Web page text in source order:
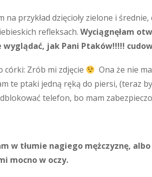
na przykład dzięcioły zielone i
refleksach. Wyciągnęłam
jak Pani Ptaków!!!!!
córki: Zrób mi zdjęcie
Ona że nie
te ptaki jedną ręką do piersi, (teraz
telefon, bo mam
w tłumie nagiego mężczyznę,
mocno w oczy.